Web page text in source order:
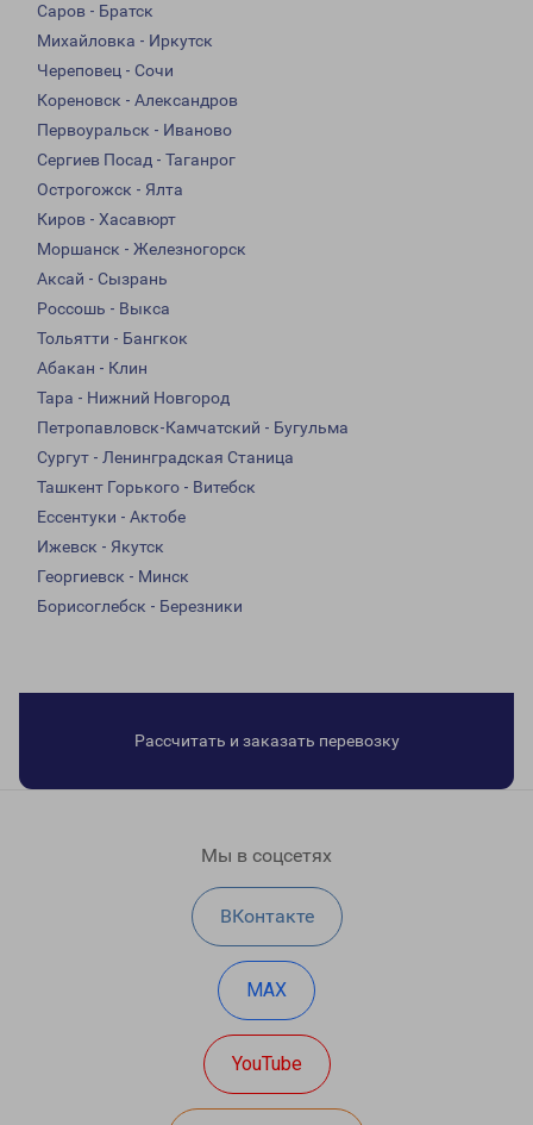
Саров - Братск
Михайловка - Иркутск
Череповец - Сочи
Кореновск - Александров
Первоуральск - Иваново
Сергиев Посад - Таганрог
Острогожск - Ялта
Киров - Хасавюрт
Моршанск - Железногорск
Аксай - Сызрань
Россошь - Выкса
Тольятти - Бангкок
Абакан - Клин
Тара - Нижний Новгород
Петропавловск-Камчатский - Бугульма
Сургут - Ленинградская Станица
Ташкент Горького - Витебск
Ессентуки - Актобе
Ижевск - Якутск
Георгиевск - Минск
Борисоглебск - Березники
Рассчитать и заказать перевозку
Мы в соцсетях
ВКонтакте
MAX
YouTube